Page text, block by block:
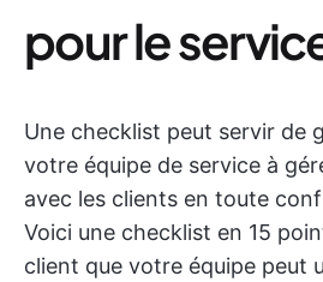
pour le
Une checklist peut servir de
votre équipe de service à
avec les clients en toute
Voici une checklist en 15
client que votre équipe peut